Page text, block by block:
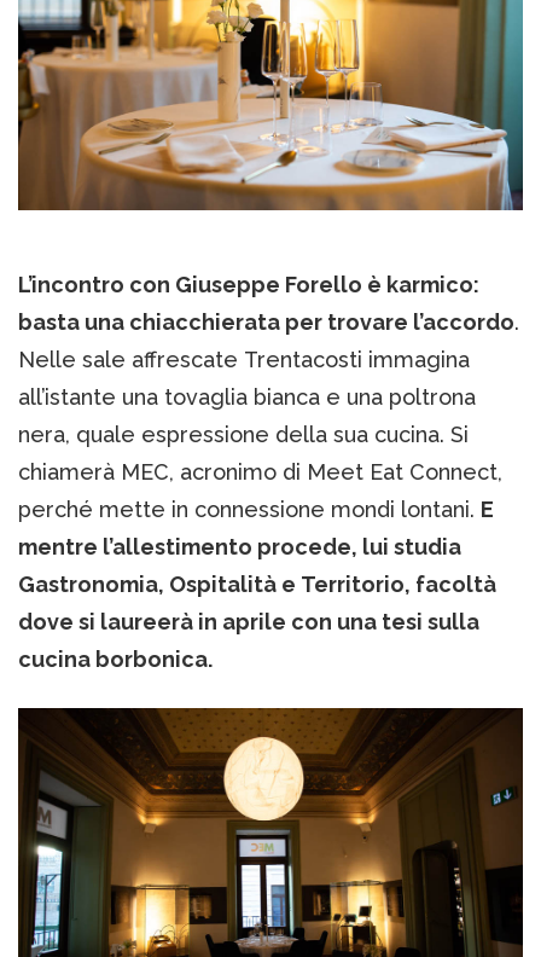
L’incontro con Giuseppe Forello è karmico:
basta una chiacchierata per trovare l’accordo.
Nelle sale affrescate Trentacosti immagina
all’istante una tovaglia bianca e una poltrona
nera, quale espressione della sua cucina. Si
chiamerà MEC, acronimo di Meet Eat Connect,
perché mette in connessione mondi lontani. E
mentre l’allestimento procede, lui studia
Gastronomia, Ospitalità e Territorio, facoltà
dove si laureerà in aprile con una tesi sulla
cucina borbonica.